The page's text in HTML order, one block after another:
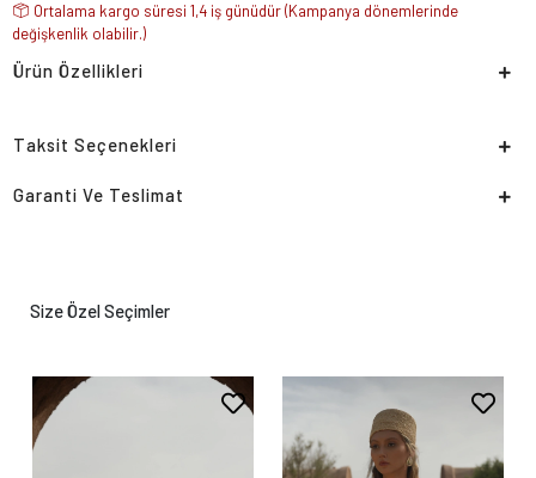
Ortalama kargo süresi 1,4 iş günüdür (Kampanya dönemlerinde
değişkenlik olabilir.)
Ürün Özellikleri
Taksit Seçenekleri
Garanti Ve Teslimat
Size Özel Seçimler